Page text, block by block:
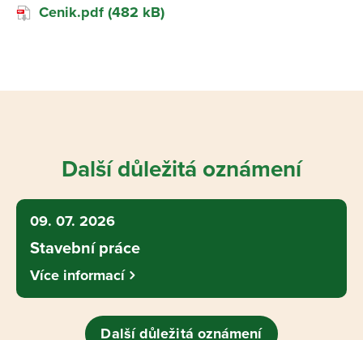
Cenik.pdf (482 kB)
Další důležitá oznámení
09. 07. 2026
Stavební práce
Více informací
Další důležitá oznámení